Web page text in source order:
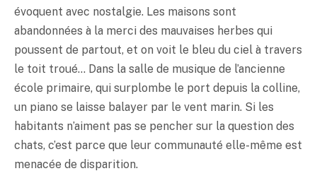
évoquent avec nostalgie. Les maisons sont
abandonnées à la merci des mauvaises herbes qui
poussent de partout, et on voit le bleu du ciel à travers
le toit troué… Dans la salle de musique de l’ancienne
école primaire, qui surplombe le port depuis la colline,
un piano se laisse balayer par le vent marin. Si les
habitants n’aiment pas se pencher sur la question des
chats, c’est parce que leur communauté elle-même est
menacée de disparition.